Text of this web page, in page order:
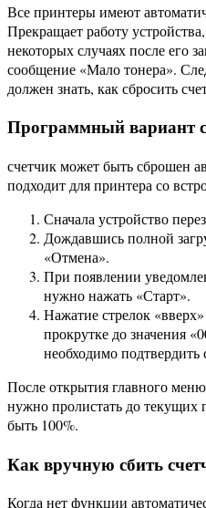
Все принтеры имеют
Прекращает работу
некоторых случаях после его
сообщение «Мало тонера».
должен знать, как сбросить
Программный вариант
счетчик может быть сброшен
подходит для принтера со
Сначала устройство
Дождавшись полной
«Отмена».
При появлении
нужно нажать «Старт».
Нажатие стрелок
прокрутке до значения
необходимо подтвердить
После открытия главного
нужно пролистать до
быть 100%.
Как вручную сбить
Когда нет функции